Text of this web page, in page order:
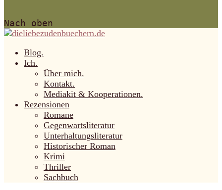
Nach oben
Blog.
Ich.
Über mich.
Kontakt.
Mediakit & Kooperationen.
Rezensionen
Romane
Gegenwartsliteratur
Unterhaltungsliteratur
Historischer Roman
Krimi
Thriller
Sachbuch